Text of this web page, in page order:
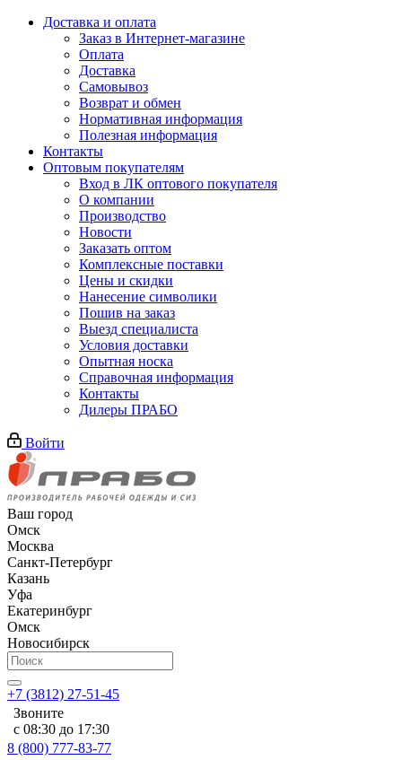
Доставка и оплата
Заказ в Интернет-магазине
Оплата
Доставка
Самовывоз
Возврат и обмен
Нормативная информация
Полезная информация
Контакты
Оптовым покупателям
Вход в ЛК оптового покупателя
О компании
Производство
Новости
Заказать оптом
Комплексные поставки
Цены и скидки
Нанесение символики
Пошив на заказ
Выезд специалиста
Условия доставки
Опытная носка
Справочная информация
Контакты
Дилеры ПРАБО
Войти
Ваш город
Омск
Москва
Санкт-Петербург
Казань
Уфа
Екатеринбург
Омск
Новосибирск
+7 (3812) 27-51-45
Звоните
с 08:30 до 17:30
8 (800) 777-83-77